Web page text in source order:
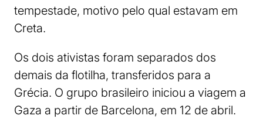
tempestade, motivo pelo qual estavam em
Creta.
Os dois ativistas foram separados dos
demais da flotilha, transferidos para a
Grécia. O grupo brasileiro iniciou a viagem a
Gaza a partir de Barcelona, em 12 de abril.